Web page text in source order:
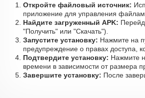
Откройте файловый источник:
приложение для управления
Найдите загруженный APK:
"Получить" или "Скачать").
Запустите установку: Нажмите на
предупреждение о правах доступа,
Подтвердите установку: Нажмите
времени в зависимости от размера
Завершите установку: После